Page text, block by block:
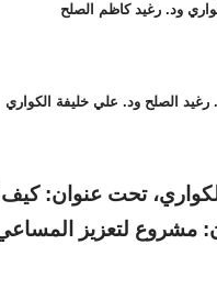
تحت عنوان: كيف
مشروع لتعزيز